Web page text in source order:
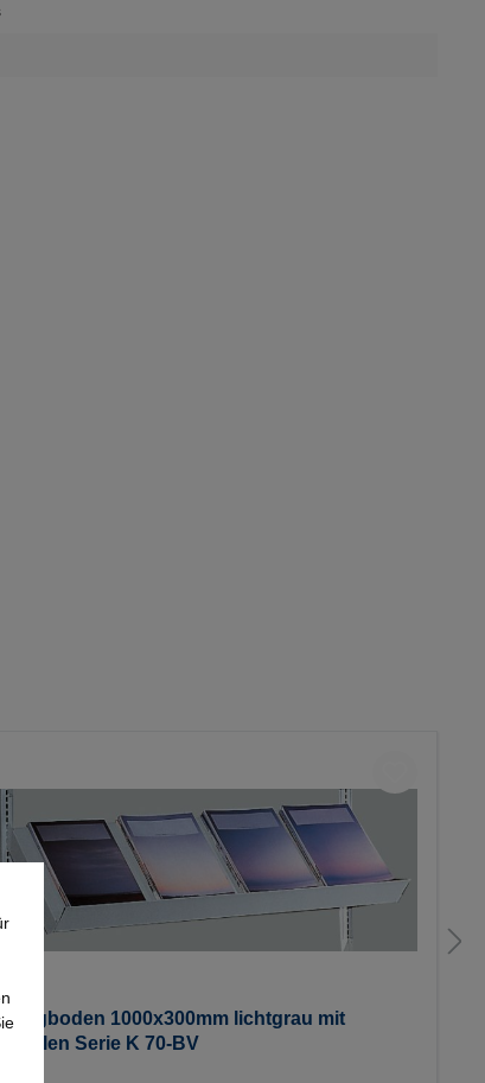
1000x300mm lichtgrau mit
Serie K 70-BV